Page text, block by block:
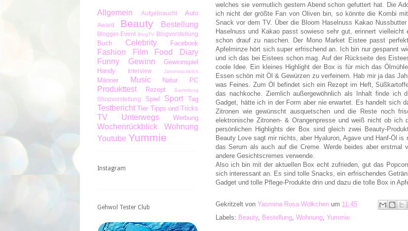
welches sie vermutlich gestern Abend schon gefuttert hat. Die
ich nicht der größte Fan von Oliven bin, so könnte die Kombi
Snack vor dem TV. Über die Bloom Haselnuss Kakao
Haselnuss und Kakao passt sowieso sehr gut, erinnert
schon drauf zu naschen. Der Mono Market Eistee passt
Apfelminze hört sich super erfrischend an. Ich bin nur gespannt
und ich das bei Eistees schon mag. Auf der Rückseite des
coole Idee. Ein kleines Highlight der Box is für mich das
Essen schön mit Öl & Gewürzen zu verfeinern. Hab mir ja das
was Feines. Zum Öl befindet sich ein Rezept im Heft,
das nachkoche. Ziemlich außergewöhnlich als Inhalt finde ich
Gadget, hätte ich in der Form aber nie erwartet. Es handelt sich
Zitronen wie gewünscht ausquetschen und die Reste noch
elektronische Zitronen- & Orangenpresse und weiß nicht ob
persönlichen Highlights der Box sind gleich zwei Beauty-
Beauty Love sagt mir nichts, aber Hyaluron, Agave und Hanf-Öl
das Serum als auch auf die Creme. Werde beides aber erstmal
andere Gesichtscremes verwende.
Also ich bin mit der aktuellen Box echt zufrieden, gut das
sich interessant an. Es sind tolle Snacks, ein erfrischendes
Gadget und tolle Pflege-Produkte drin und dazu die tolle Box in
Gekritzelt von Yasmina Rosa Wölkchen um 11:45
Labels: Beauty, Bestellung Wohnung Yummie
Allgemein Aufgebraucht Auto
Award Beauty Bestellung
Blogger-Event BlogTV Blogvorstellung
Buch Celebrity Facebook
Fashion Film
Food Diary
Funny
Gewinn
Gewinnspiel
Handy
Interview Jahresrückblick
Männer Music Natur PC
Produkttest Rezept Sammlung
Shopvorstellung Spiel Sport Tag
Testbericht Tier Tipps und Tricks
TV Unterwegs Werbung
Wochenrückblick
Wohnung
Youtube Yummie
Instagram
Gehwol Tester Club